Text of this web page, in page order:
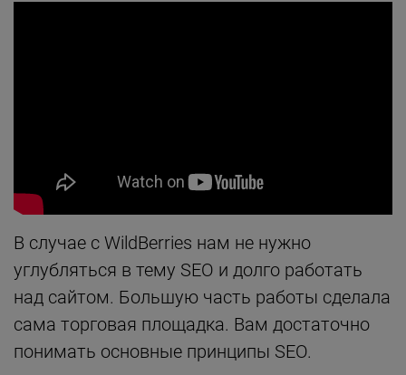
В случае с WildBerries нам не нужно
углубляться в тему SEO и долго работать
над сайтом. Большую часть работы сделала
сама торговая площадка. Вам достаточно
понимать основные принципы SEO.